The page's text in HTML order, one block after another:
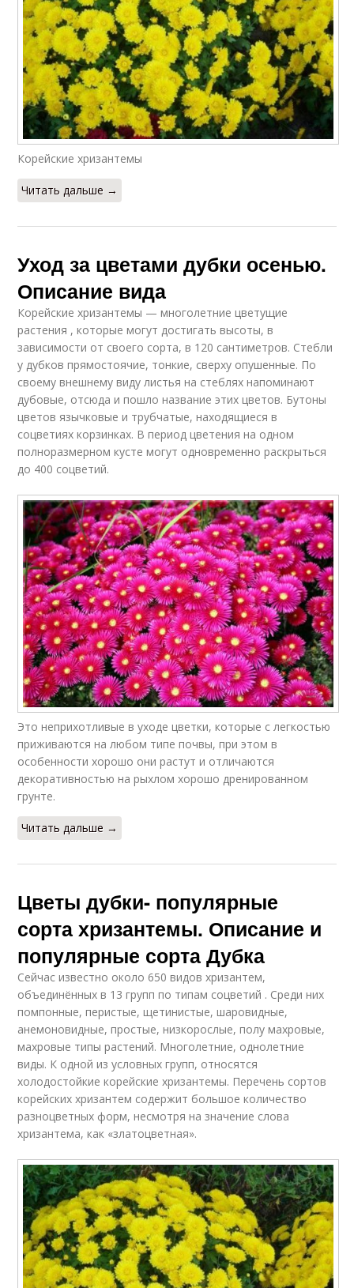
Корейские хризантемы
Читать дальше →
Уход за цветами дубки осенью.
Описание вида
Корейские хризантемы — многолетние цветущие
растения , которые могут достигать высоты, в
зависимости от своего сорта, в 120 сантиметров. Стебли
у дубков прямостоячие, тонкие, сверху опушенные. По
своему внешнему виду листья на стеблях напоминают
дубовые, отсюда и пошло название этих цветов. Бутоны
цветов язычковые и трубчатые, находящиеся в
соцветиях корзинках. В период цветения на одном
полноразмерном кусте могут одновременно раскрыться
до 400 соцветий.
Это неприхотливые в уходе цветки, которые с легкостью
приживаются на любом типе почвы, при этом в
особенности хорошо они растут и отличаются
декоративностью на рыхлом хорошо дренированном
грунте.
Читать дальше →
Цветы дубки- популярные
сорта хризантемы. Описание и
популярные сорта Дубка
Сейчас известно около 650 видов хризантем,
объединённых в 13 групп по типам соцветий . Среди них
помпонные, перистые, щетинистые, шаровидные,
анемоновидные, простые, низкорослые, полу махровые,
махровые типы растений. Многолетние, однолетние
виды. К одной из условных групп, относятся
холодостойкие корейские хризантемы. Перечень сортов
корейских хризантем содержит большое количество
разноцветных форм, несмотря на значение слова
хризантема, как «златоцветная».